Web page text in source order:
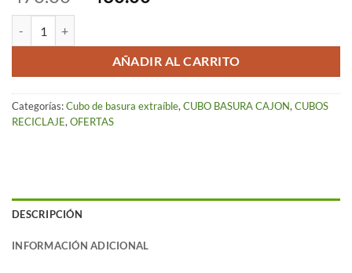
era:
470.00 €.
es:
430.00 €.
AÑADIR AL CARRITO
Categorías:Cubo de basura extraíble, CUBO BASURA CAJON, CUBOS
RECICLAJE, OFERTAS
DESCRIPCIÓN
INFORMACIÓN ADICIONAL